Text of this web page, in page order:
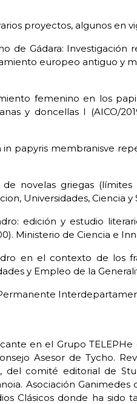
proyectos, algunos en
de Gádara:
europeo antiguo y
femenino en los
y doncellas I (AICO/
papyris membranisve
novelas griegas
Universidades, Ciencia
edición y estudio
Ministerio de Ciencia e
en el contexto de los
y Empleo de la
en el Grupo
Asesor de Tycho.
del comité editorial de
Asociación
Clásicos donde ha